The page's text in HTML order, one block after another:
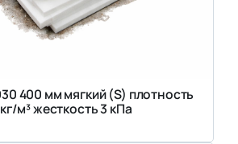
400 мм мягкий (S) плотность
м³ жесткость 3 кПа